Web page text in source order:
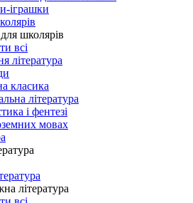
іграшки
школярів
всі
література
класика
література
і фентезі
мовах
література